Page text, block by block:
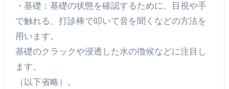
・基礎：基礎の状態を確認するために、目視や手
で触れる、打診棒で叩いて音を聞くなどの方法を
用います。
基礎のクラックや浸透した水の徴候などに注目し
ます。
（以下省略）。